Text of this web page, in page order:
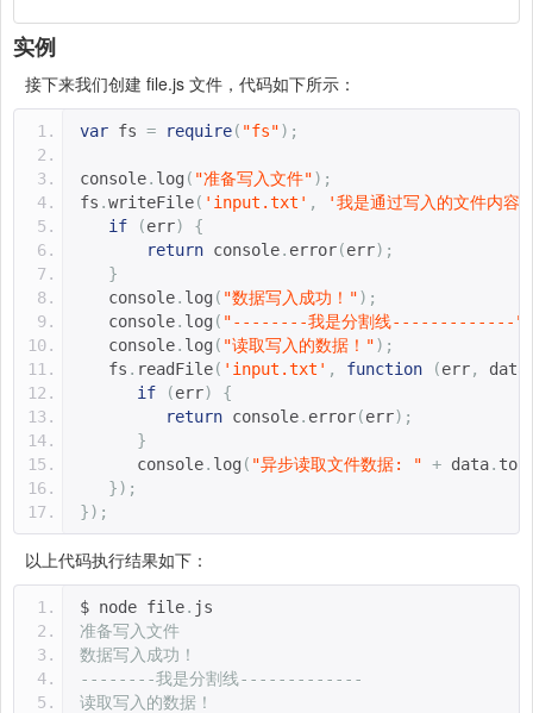
实例
接下来我们创建 file.js 文件，代码如下所示：
var fs = require( "fs");
console. log ( "准备写入文件");
fs .writeFile( 'input.txt' ,
'我是通过写入的文件内容
if
(err)
{
return console. error(err);
}
   console
. log ( "数据写入成功！");
   console
. log ( "--------我是分割线-------------"
   console
. log ( "读取写入的数据！");
   fs
. readFile( 'input.txt' , function (err, data
if
(err)
{
return console. error(err);
}
      console
. log ( "异步读取文件数据: " + data.
});
});
以上代码执行结果如下：
$ node file. js
准备写入文件
数据写入成功！
--------我是分割线-------------
读取写入的数据！